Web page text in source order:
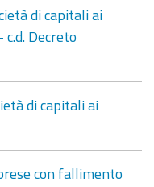
di capitali ai
Decreto
di capitali ai
con fallimento